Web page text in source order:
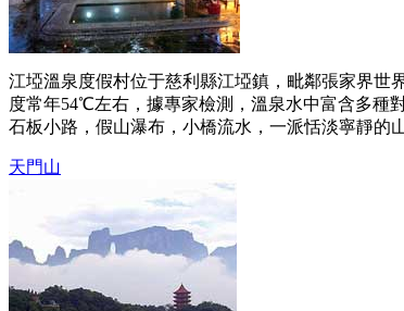
江埡溫泉度假村位于慈利縣江埡鎮，毗鄰張家界世
度常年54℃左右，據專家檢測，溫泉水中富含多種
石板小路，假山瀑布，小橋流水，一派恬淡寧靜的
天門山